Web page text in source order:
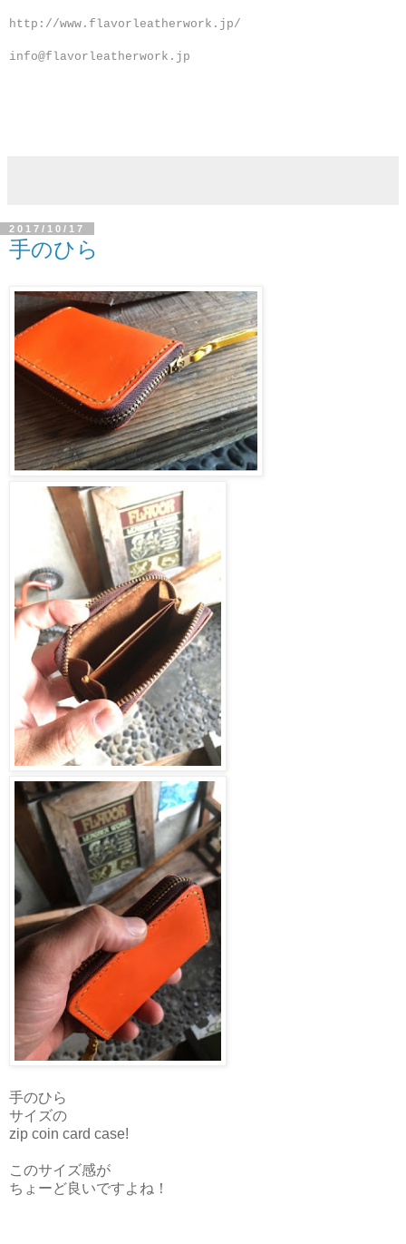
http://www.flavorleatherwork.jp/
info@flavorleatherwork.jp
2017/10/17
手のひら
手のひら
サイズの
zip coin card case!
このサイズ感が
ちょーど良いですよね！